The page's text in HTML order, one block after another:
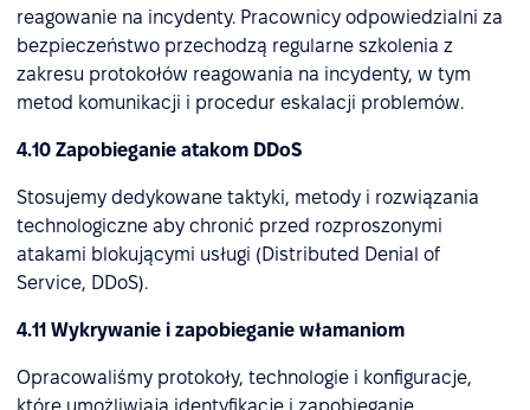
reagowanie na incydenty. Pracownicy odpowiedzialni za
bezpieczeństwo przechodzą regularne szkolenia z
zakresu protokołów reagowania na incydenty, w tym
metod komunikacji i procedur eskalacji problemów.
4.10 Zapobieganie atakom DDoS
Stosujemy dedykowane taktyki, metody i rozwiązania
technologiczne aby chronić przed rozproszonymi
atakami blokującymi usługi (Distributed Denial of
Service, DDoS).
4.11 Wykrywanie i zapobieganie włamaniom
Opracowaliśmy protokoły, technologie i konfiguracje,
które umożliwiają identyfikację i zapobieganie